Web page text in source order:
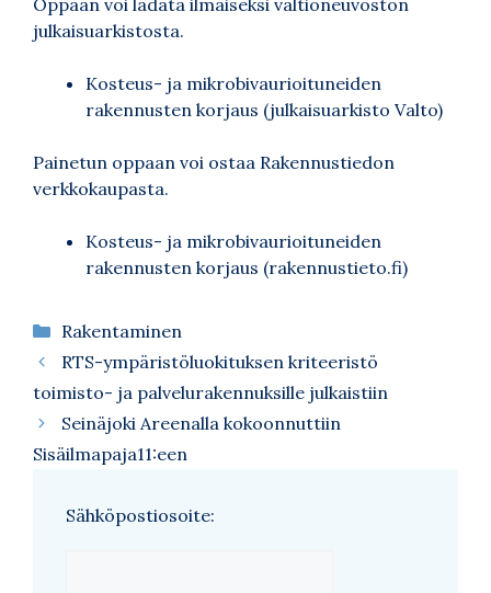
julkaisuarkistosta.
Kosteus- ja mikrobivaurioituneiden
rakennusten korjaus (julkaisuarkisto Valto)
Painetun oppaan voi ostaa Rakennustiedon
verkkokaupasta.
Kosteus- ja mikrobivaurioituneiden
rakennusten korjaus (rakennustieto.fi)
Kategoriat
Rakentaminen
RTS-ympäristöluokituksen kriteeristö
toimisto- ja palvelurakennuksille julkaistiin
Seinäjoki Areenalla kokoonnuttiin
Sisäilmapaja11:een
Sähköpostiosoite: